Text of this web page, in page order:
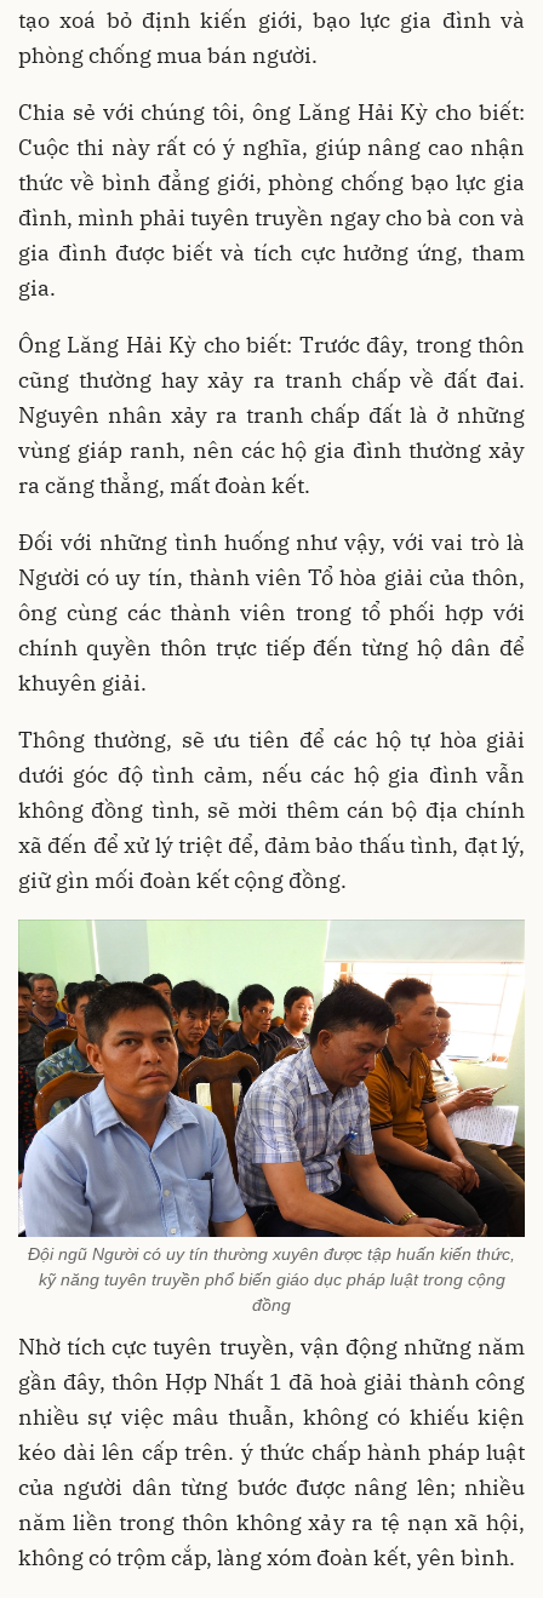
tạo xoá bỏ định kiến giới, bạo lực gia đình và
phòng chống mua bán người.
Chia sẻ với chúng tôi, ông Lăng Hải Kỳ cho biết:
Cuộc thi này rất có ý nghĩa, giúp nâng cao nhận
thức về bình đẳng giới, phòng chống bạo lực gia
đình, mình phải tuyên truyền ngay cho bà con và
gia đình được biết và tích cực hưởng ứng, tham
gia.
Ông Lăng Hải Kỳ cho biết: Trước đây, trong thôn
cũng thường hay xảy ra tranh chấp về đất đai.
Nguyên nhân xảy ra tranh chấp đất là ở những
vùng giáp ranh, nên các hộ gia đình thường xảy
ra căng thẳng, mất đoàn kết.
Đối với những tình huống như vậy, với vai trò là
Người có uy tín, thành viên Tổ hòa giải của thôn,
ông cùng các thành viên trong tổ phối hợp với
chính quyền thôn trực tiếp đến từng hộ dân để
khuyên giải.
Thông thường, sẽ ưu tiên để các hộ tự hòa giải
dưới góc độ tình cảm, nếu các hộ gia đình vẫn
không đồng tình, sẽ mời thêm cán bộ địa chính
xã đến để xử lý triệt để, đảm bảo thấu tình, đạt lý,
giữ gìn mối đoàn kết cộng đồng.
Đội ngũ Người có uy tín thường xuyên được tập huấn kiến thức,
kỹ năng tuyên truyền phổ biến giáo dục pháp luật trong cộng
đồng
Nhờ tích cực tuyên truyền, vận động những năm
gần đây, thôn Hợp Nhất 1 đã hoà giải thành công
nhiều sự việc mâu thuẫn, không có khiếu kiện
kéo dài lên cấp trên. ý thức chấp hành pháp luật
của người dân từng bước được nâng lên; nhiều
năm liền trong thôn không xảy ra tệ nạn xã hội,
không có trộm cắp, làng xóm đoàn kết, yên bình.